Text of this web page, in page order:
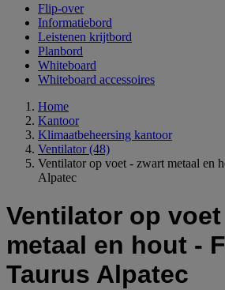
Flip-over
Informatiebord
Leistenen krijtbord
Planbord
Whiteboard
Whiteboard accessoires
Home
Kantoor
Klimaatbeheersing kantoor
Ventilator (48)
Ventilator op voet - zwart metaal en
Alpatec
Ventilator op
metaal en hout -
Taurus Alpatec